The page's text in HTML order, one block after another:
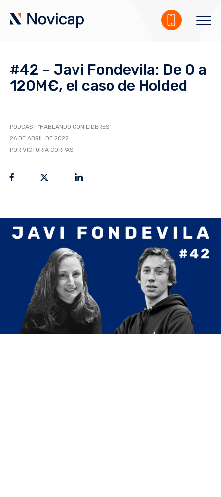
#42 – Javi Fondevila: De 0 a
120M€, el caso de Holded
PODCAST "HABLANDO CON LÍDERES"
26 DE ABRIL DE 2022
POR VICTORIA CORPAS